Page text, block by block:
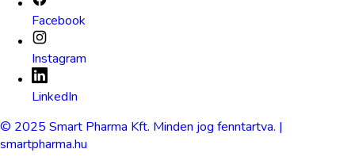
Facebook
Instagram
LinkedIn
© 2025 Smart Pharma Kft. Minden jog fenntartva. |
smartpharma.hu